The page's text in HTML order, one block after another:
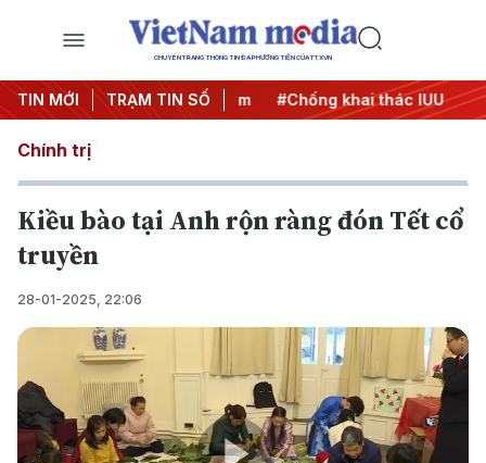
CHUYÊN TRANG THÔNG TIN ĐA PHƯƠNG TIỆN CỦA TTXVN
TIN MỚI TRẠM TIN SỐ
#Chiến dịch 500 ngày đêm #Chống khai thác IUU
Chính trị
Kiều bào tại Anh rộn ràng đón Tết cổ
truyền
28-01-2025, 22:06